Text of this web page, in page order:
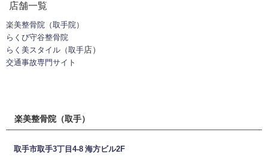
店舗一覧
楽美整骨院（取手院）
らくび守谷整骨院
らく美スタイル（取手店）
交通事故専門サイト
楽美整骨院（取手）
取手市取手3丁目4-8 海方ビル2F